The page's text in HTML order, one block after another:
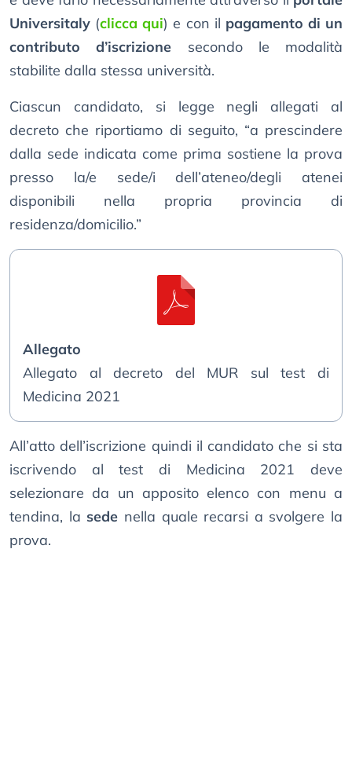
Universitaly (clicca qui) e con il pagamento di un
contributo d’iscrizione secondo le modalità
stabilite dalla stessa università.
Ciascun candidato, si legge negli allegati al
decreto che riportiamo di seguito, “a prescindere
dalla sede indicata come prima sostiene la prova
presso la/e sede/i dell’ateneo/degli atenei
disponibili nella propria provincia di
residenza/domicilio.”
Allegato
Allegato al decreto del MUR sul test di
Medicina 2021
All’atto dell’iscrizione quindi il candidato che si sta
iscrivendo al test di Medicina 2021 deve
selezionare da un apposito elenco con menu a
tendina, la sede nella quale recarsi a svolgere la
prova.